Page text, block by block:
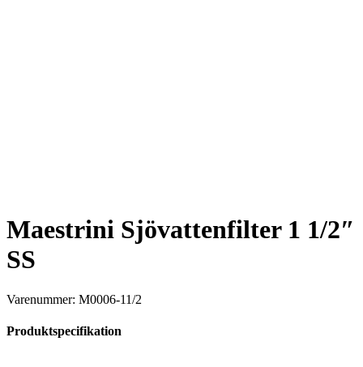
Maestrini Sjövattenfilter 1 1/2″
SS
Varenummer: M0006-11/2
Produktspecifikation